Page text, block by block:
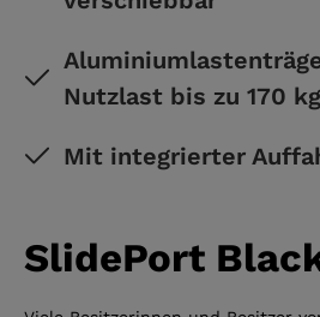
Nutzlast bis zu 170
Mit integrierter
SlidePort